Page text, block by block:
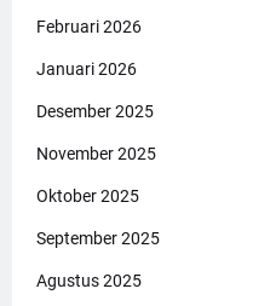
Februari 2026
Januari 2026
Desember 2025
November 2025
Oktober 2025
September 2025
Agustus 2025